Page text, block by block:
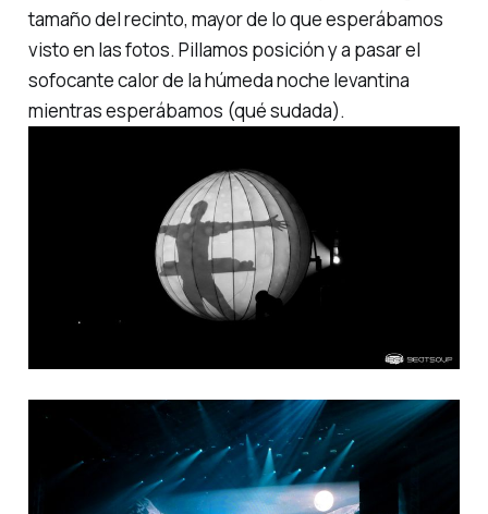
tamaño del recinto, mayor de lo que esperábamos
visto en las fotos. Pillamos posición y a pasar el
sofocante calor de la húmeda noche levantina
mientras esperábamos (qué sudada).